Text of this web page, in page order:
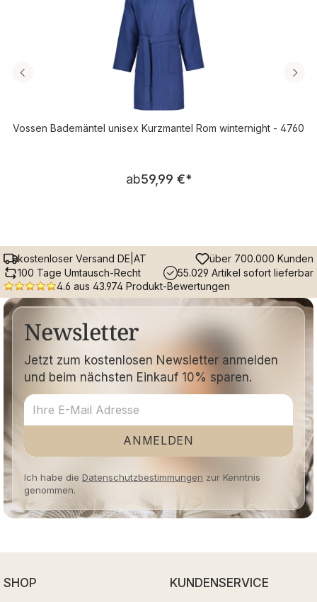
Vossen Bademäntel unisex Kurzmantel Rom winternight - 4760
Regulärer Preis:
ab59,99 €*
kostenloser Versand DE|AT
über 700.000 Kunden
100 Tage Umtausch-Recht
55.029 Artikel sofort lieferbar
4.6 aus 43.974 Produkt-Bewertungen
Newsletter
Jetzt zum kostenlosen Newsletter anmelden
und beim nächsten Einkauf 10% sparen.
ANMELDEN
Ich habe die Datenschutzbestimmungen zur Kenntnis
genommen.
SHOP KUNDENSERVICE